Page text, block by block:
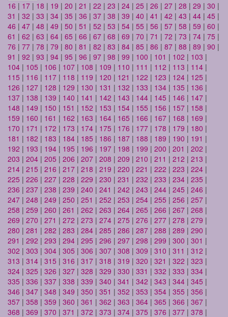
16 | 17 | 18 | 19 | 20 | 21 | 22 | 23 | 24 | 25 | 26 | 27 | 28 | 29 | 30 |
31 | 32 | 33 | 34 | 35 | 36 | 37 | 38 | 39 | 40 | 41 | 42 | 43 | 44 | 45 |
46 | 47 | 48 | 49 | 50 | 51 | 52 | 53 | 54 | 55 | 56 | 57 | 58 | 59 | 60 |
61 | 62 | 63 | 64 | 65 | 66 | 67 | 68 | 69 | 70 | 71 | 72 | 73 | 74 | 75 |
76 | 77 | 78 | 79 | 80 | 81 | 82 | 83 | 84 | 85 | 86 | 87 | 88 | 89 | 90 |
91 | 92 | 93 | 94 | 95 | 96 | 97 | 98 | 99 | 100 | 101 | 102 | 103 |
104 | 105 | 106 | 107 | 108 | 109 | 110 | 111 | 112 | 113 | 114 |
115 | 116 | 117 | 118 | 119 | 120 | 121 | 122 | 123 | 124 | 125 |
126 | 127 | 128 | 129 | 130 | 131 | 132 | 133 | 134 | 135 | 136 |
137 | 138 | 139 | 140 | 141 | 142 | 143 | 144 | 145 | 146 | 147 |
148 | 149 | 150 | 151 | 152 | 153 | 154 | 155 | 156 | 157 | 158 |
159 | 160 | 161 | 162 | 163 | 164 | 165 | 166 | 167 | 168 | 169 |
170 | 171 | 172 | 173 | 174 | 175 | 176 | 177 | 178 | 179 | 180 |
181 | 182 | 183 | 184 | 185 | 186 | 187 | 188 | 189 | 190 | 191 |
192 | 193 | 194 | 195 | 196 | 197 | 198 | 199 | 200 | 201 | 202 |
203 | 204 | 205 | 206 | 207 | 208 | 209 | 210 | 211 | 212 | 213 |
214 | 215 | 216 | 217 | 218 | 219 | 220 | 221 | 222 | 223 | 224 |
225 | 226 | 227 | 228 | 229 | 230 | 231 | 232 | 233 | 234 | 235 |
236 | 237 | 238 | 239 | 240 | 241 | 242 | 243 | 244 | 245 | 246 |
247 | 248 | 249 | 250 | 251 | 252 | 253 | 254 | 255 | 256 | 257 |
258 | 259 | 260 | 261 | 262 | 263 | 264 | 265 | 266 | 267 | 268 |
269 | 270 | 271 | 272 | 273 | 274 | 275 | 276 | 277 | 278 | 279 |
280 | 281 | 282 | 283 | 284 | 285 | 286 | 287 | 288 | 289 | 290 |
291 | 292 | 293 | 294 | 295 | 296 | 297 | 298 | 299 | 300 | 301 |
302 | 303 | 304 | 305 | 306 | 307 | 308 | 309 | 310 | 311 | 312 |
313 | 314 | 315 | 316 | 317 | 318 | 319 | 320 | 321 | 322 | 323 |
324 | 325 | 326 | 327 | 328 | 329 | 330 | 331 | 332 | 333 | 334 |
335 | 336 | 337 | 338 | 339 | 340 | 341 | 342 | 343 | 344 | 345 |
346 | 347 | 348 | 349 | 350 | 351 | 352 | 353 | 354 | 355 | 356 |
357 | 358 | 359 | 360 | 361 | 362 | 363 | 364 | 365 | 366 | 367 |
368 | 369 | 370 | 371 | 372 | 373 | 374 | 375 | 376 | 377 | 378 |